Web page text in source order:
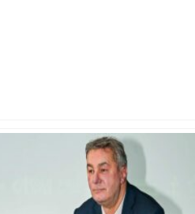
Après la fusion avec la liste PS
Toulouse, le candidat LFI salue
dynamique qui nous oblige à la
responsabilité" – Franceinfo